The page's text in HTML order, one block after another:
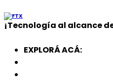
¡Tecnología al alcance
EXPLORÁ ACÁ: